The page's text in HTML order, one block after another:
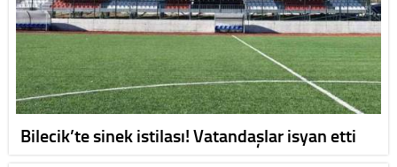
Bilecik’te sinek istilası! Vatandaşlar isyan etti